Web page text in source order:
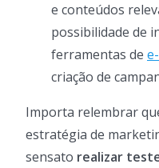
e conteúdos
possibilidade de
ferramentas de
criação de
Importa relembrar
estratégia de
sensato realizar